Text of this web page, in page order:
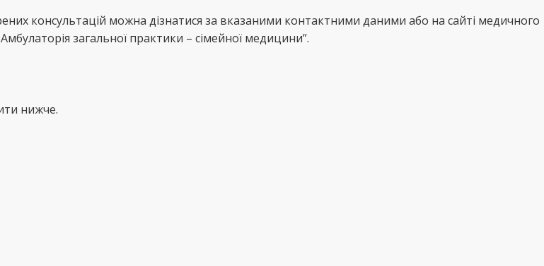
консультацій можна дізнатися за вказаними контактними даними або на сайті медичного
загальної практики – сімейної медицини”.
нижче.